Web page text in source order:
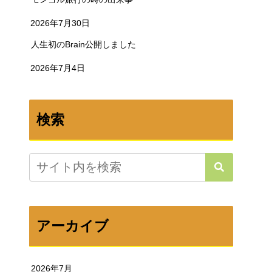
2026年7月30日
人生初のBrain公開しました
2026年7月4日
検索
アーカイブ
2026年7月